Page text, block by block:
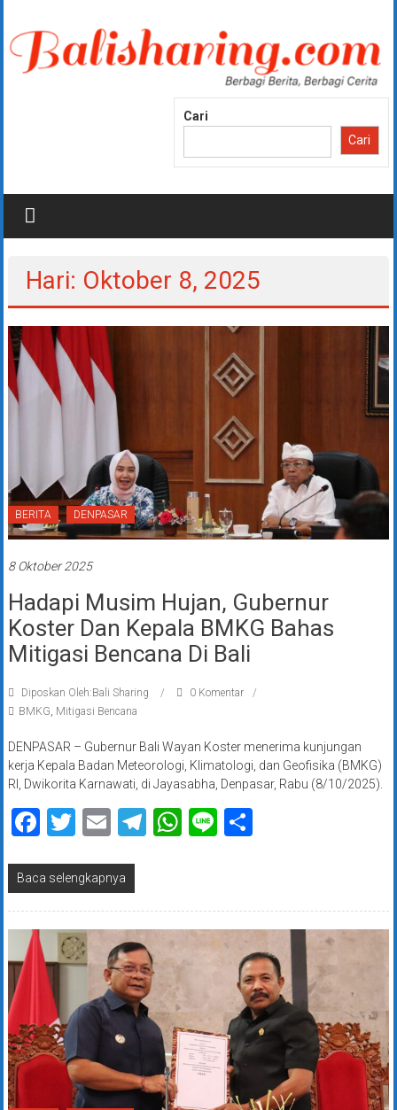
konten
Cari
Cari
Hari: Oktober 8, 2025
BERITA DENPASAR
8 Oktober 2025
Hadapi Musim Hujan, Gubernur
Koster Dan Kepala BMKG Bahas
Mitigasi Bencana Di Bali
Diposkan Oleh:Bali Sharing
0 Komentar
BMKG Mitigasi Bencana
DENPASAR – Gubernur Bali Wayan Koster menerima kunjungan
kerja Kepala Badan Meteorologi, Klimatologi, dan Geofisika (BMKG)
RI, Dwikorita Karnawati, di Jayasabha, Denpasar, Rabu (8/10/2025).
Facebook
Twitter
EmailTelegram
WhatsApp
LineShare
Baca selengkapnya